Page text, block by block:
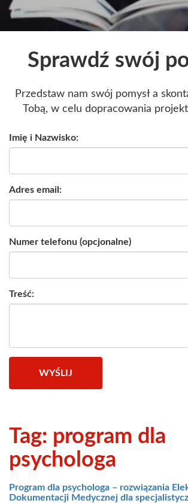
Sprawdź swój
Przedstaw nam swój pomysł a
Tobą, w celu dopracowania
Imię i Nazwisko:
Adres email:
Numer telefonu (opcjonalne)
Treść:
WYŚLIJ
Tag: program dla
psychologa
Program dla psychologa – rozwiązania
Dokumentacji Medycznej dla